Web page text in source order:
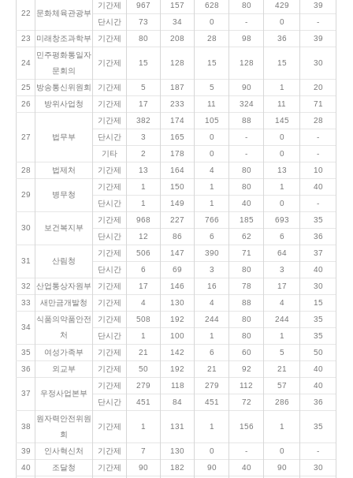
22 문화체육관광부
기간제 967 157 628 80 429
39
단시간
73 34 0 - 0
-
23
미래창조과학부 기간제 80 208 28 98 36 39
24
민주평화통일자
문회의
기간제 15 128 15 128 15 30
25 방송통신위원회 기간제 5 187 5 90 1
20
26
방위사업청 기간제 17 233 11 324 11 71
27 법무부
기간제 382 174 105 88 145
28
단시간
3 165 0 - 0
-
기타
2 178 0 - 0
-
28
법제처 기간제 13 164 4 80 13 10
29 병무청
기간제 1 150 1 80 1
40
단시간
1 149 1 40 0 -
30 보건복지부
기간제 968 227 766 185 693
35
단시간
12 86 6 62 6 36
31 산림청
기간제 506 147 390 71 64
37
단시간
6 69 3 80 3
40
32
산업통상자원부 기간제 17 146 16 78 17
30
33
새만금개발청 기간제 4 130 4 88 4 15
34
식품의약품안전
처
기간제 508 192 244 80 244
35
단시간
1 100 1 80 1
35
35
여성가족부 기간제 21 142 6 60 5
50
36
외교부 기간제 50 192 21 92 21 40
37 우정사업본부
기간제 279 118 279 112 57
40
단시간
451 84 451 72 286 36
38
원자력안전위원
회
기간제 1 131 1 156 1 35
39 인사혁신처 기간제 7 130 0 - 0
-
40
조달청 기간제 90 182 90 40 90 30